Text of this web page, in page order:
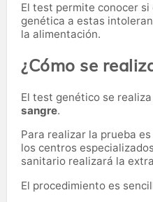
El test permite conocer
genética a estas
la alimentación.
¿Cómo se
El test genético se
sangre.
Para realizar la prueba
los centros
sanitario realizará la
El procedimiento es